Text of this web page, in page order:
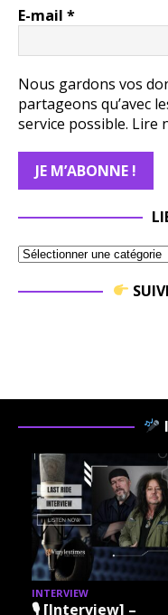
E-mail *
Nous gardons vos
partageons qu’avec
service possible. Lire
–
🎙